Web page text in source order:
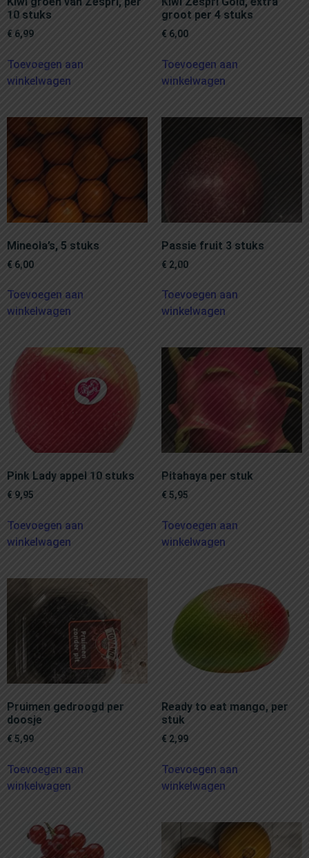
10 stuks
€ 6,99
Toevoegen aan
winkelwagen
groot per 4 stuks
€ 6,00
Toevoegen aan
winkelwagen
Mineola’s, 5 stuks
€ 6,00
Toevoegen aan
winkelwagen
Passie fruit 3 stuks
€ 2,00
Toevoegen aan
winkelwagen
Pink Lady appel 10 stuks
€ 9,95
Toevoegen aan
winkelwagen
Pitahaya per stuk
€5,95
Toevoegen aan
winkelwagen
Pruimen gedroogd per
doosje
€5,99
Toevoegen aan
winkelwagen
Ready to eat mango, per
stuk
€ 2,99
Toevoegen aan
winkelwagen